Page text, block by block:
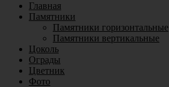
Главная
Памятники
Памятники горизонтальные
Памятники вертикальные
Цоколь
Ограды
Цветник
Фото